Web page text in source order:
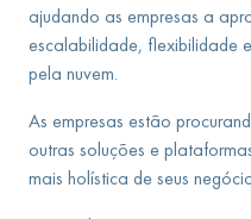
ajudando as empresas a
escalabilidade, flexibilidade
pela nuvem.
As empresas estão
outras soluções e
mais holística de seus